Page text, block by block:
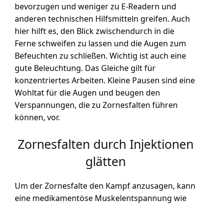
bevorzugen und weniger zu E-Readern und
anderen technischen Hilfsmitteln greifen. Auch
hier hilft es, den Blick zwischendurch in die
Ferne schweifen zu lassen und die Augen zum
Befeuchten zu schließen. Wichtig ist auch eine
gute Beleuchtung. Das Gleiche gilt für
konzentriertes Arbeiten. Kleine Pausen sind eine
Wohltat für die Augen und beugen den
Verspannungen, die zu Zornesfalten führen
können, vor.
Zornesfalten durch Injektionen
glätten
Um der Zornesfalte den Kampf anzusagen, kann
eine medikamentöse Muskelentspannung wie